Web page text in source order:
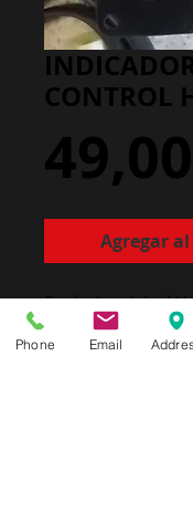
CONTROL
Agregar
Producto original
Phone Email